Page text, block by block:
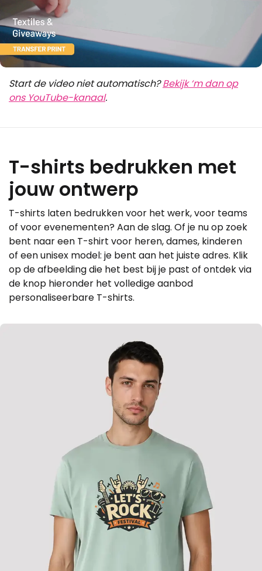
Start de video nietautomatisch?Bekijk ‘m dan op
ons YouTube-kanaal.
T-shirts bedrukken met
jouw ontwerp
T-shirts laten bedrukken voor het werk, voor teams
of voor evenementen? Aan de slag. Of je nu op zoek
bent naar een T-shirt voor heren, dames, kinderen
of een unisex model: je bent aan het juiste adres. Klik
op de afbeelding die het best bij je past of ontdek via
de knop hieronder het volledige aanbod
personaliseerbare T-shirts.